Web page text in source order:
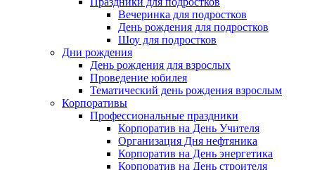
Вечеринка для подростков
День рождения для подростков
Шоу для подростков
Дни рождения
День рождения для взрослых
Проведение юбилея
Тематический день рождения взрослым
Корпоративы
Профессиональные праздники
Корпоратив на День Учителя
Организация Дня нефтяника
Корпоратив на День энергетика
Корпоратив на День строителя